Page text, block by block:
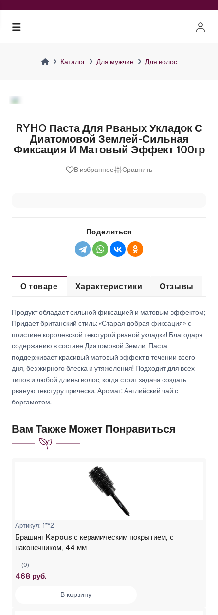
Каталог Для мужчин Для волос
RYHO Паста Для Рваных Укладок С
Диатомовой Землей-Сильная
Фиксация И Матовый Эффект 100гр
В избранное Сравнить
Поделиться
О товаре Характеристики Отзывы
Продукт обладает сильной фиксацией и матовым эффектом;
Придает британский стиль: «Старая добрая фиксация» с
поистине королевской текстурой рваной укладки! Благодаря
содержанию в составе Диатомовой Земли, Паста
поддерживает красивый матовый эффект в течении всего
дня, без жирного блеска и утяжеления! Подходит для всех
типов и любой длины волос, когда стоит задача создать
рваную текстуру прически. Аромат: Английский чай с
бергамотом.
Вам Также Может Понравиться
Артикул: 1**2
Брашинг Kapous с керамическим покрытием, с
наконечником, 44 мм
(0)
468 руб.
В корзину